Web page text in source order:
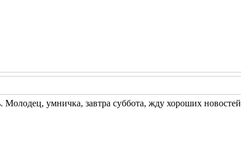
Молодец, умничка, завтра суббота, жду хороших новостей